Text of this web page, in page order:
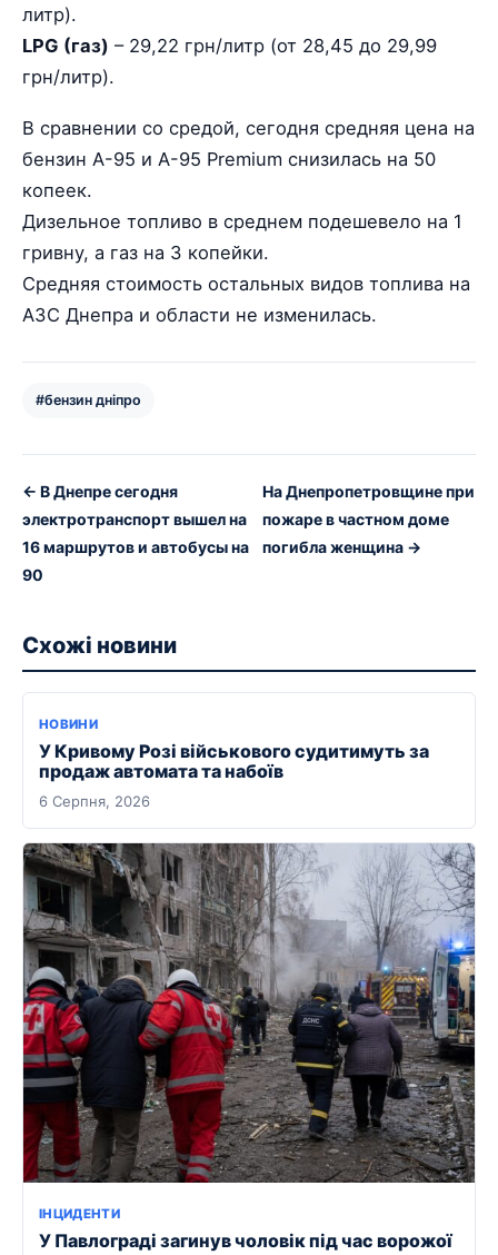
литр).
LPG (газ) – 29,22 грн/литр (от 28,45 до 29,99
грн/литр).
В сравнении со средой, сегодня средняя цена на
бензин А-95 и А-95 Premium снизилась на 50
копеек.
Дизельное топливо в среднем подешевело на 1
гривну, а газ на 3 копейки.
Средняя стоимость остальных видов топлива на
АЗС Днепра и области не изменилась.
#бензин дніпро
← В Днепре сегодня
электротранспорт вышел на
16 маршрутов и автобусы на
90
На Днепропетровщине при
пожаре в частном доме
погибла женщина →
Схожі новини
НОВИНИ
У Кривому Розі військового судитимуть за
продаж автомата та набоїв
6 Серпня, 2026
ІНЦИДЕНТИ
У Павлограді загинув чоловік під час ворожої